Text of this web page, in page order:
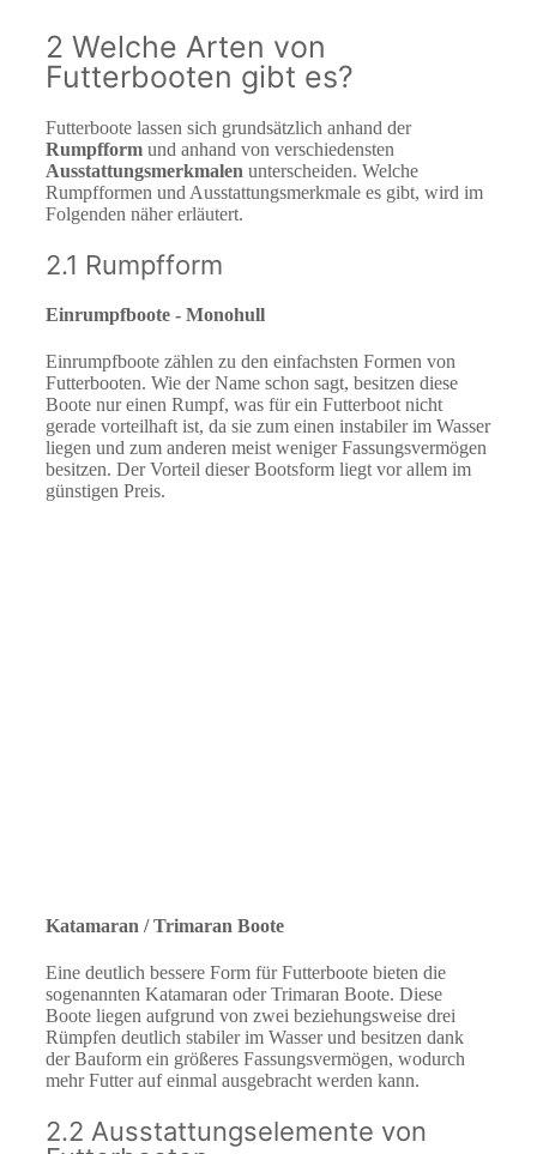
2 Welche Arten von
Futterbooten gibt es?
Futterboote lassen sich grundsätzlich anhand der
Rumpfform und anhand von verschiedensten
Ausstattungsmerkmalen unterscheiden. Welche
Rumpfformen und Ausstattungsmerkmale es gibt, wird im
Folgenden näher erläutert.
2.1 Rumpfform
Einrumpfboote - Monohull
Einrumpfboote zählen zu den einfachsten Formen von
Futterbooten. Wie der Name schon sagt, besitzen diese
Boote nur einen Rumpf, was für ein Futterboot nicht
gerade vorteilhaft ist, da sie zum einen instabiler im Wasser
liegen und zum anderen meist weniger Fassungsvermögen
besitzen. Der Vorteil dieser Bootsform liegt vor allem im
günstigen Preis.
Katamaran / Trimaran Boote
Eine deutlich bessere Form für Futterboote bieten die
sogenannten Katamaran oder Trimaran Boote. Diese
Boote liegen aufgrund von zwei beziehungsweise drei
Rümpfen deutlich stabiler im Wasser und besitzen dank
der Bauform ein größeres Fassungsvermögen, wodurch
mehr Futter auf einmal ausgebracht werden kann.
2.2 Ausstattungselemente von